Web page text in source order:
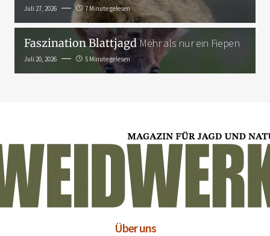
Juli 27, 2026 7 Minute gelesen
Faszination BlattjagdMehr als nur ein Fiepen
Juli 20, 2026 5 Minute gelesen
Über uns